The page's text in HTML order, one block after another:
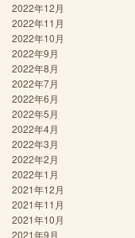
2022年12月
2022年11月
2022年10月
2022年9月
2022年8月
2022年7月
2022年6月
2022年5月
2022年4月
2022年3月
2022年2月
2022年1月
2021年12月
2021年11月
2021年10月
2021年9月